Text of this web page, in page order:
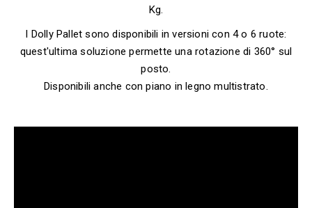
Kg.
I Dolly Pallet sono disponibili in versioni con 4 o 6 ruote:
quest'ultima soluzione permette una rotazione di 360° sul
posto.
Disponibili anche con piano in legno multistrato.